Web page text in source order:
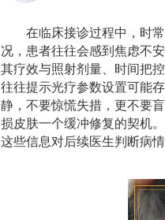
在临床接诊过程中，时
况，患者往往会感到焦虑不
其疗效与照射剂量、时间把
往往提示光疗参数设置可能
静，不要惊慌失措，更不要
损皮肤一个缓冲修复的契机
这些信息对后续医生判断病